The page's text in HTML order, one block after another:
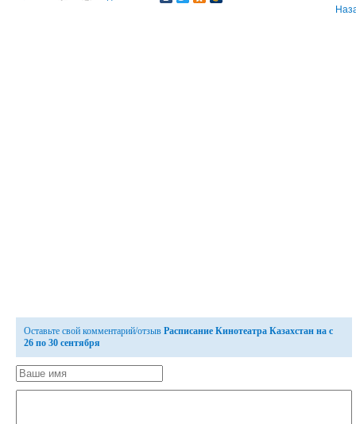
Оставьте свой комментарий/отзыв Расписание Кинотеатра Казахстан на с
26 по 30 сентября